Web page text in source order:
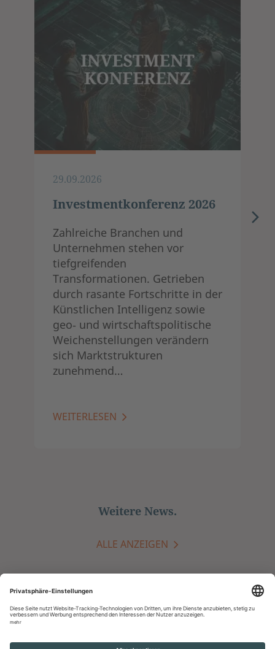
29.09.2026
Investmentkonferenz 2026
Zahlreiche Branchen und
Unternehmen stehen vor
tiefgreifenden
Transformationen. Getrieben
durch rasante Fortschritte in der
Künstlichen Intelligenz sowie
geo‑ und wirtschaftspolitische
Weichenstellungen verändern
sich Marktstrukturen
zunehmend…
WEITERLESEN
Weitere News.
ALLE ANZEIGEN